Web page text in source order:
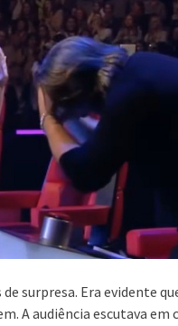
surpresa. Era evidente
A audiência escutava